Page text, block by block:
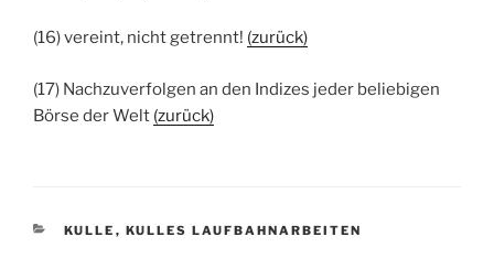
(16) vereint, nicht getrennt! (zurück)
(17) Nachzuverfolgen an den Indizes jeder beliebigen
Börse der Welt (zurück)
KATEGORIEN
KULLE , KULLES LAUFBAHNARBEITEN